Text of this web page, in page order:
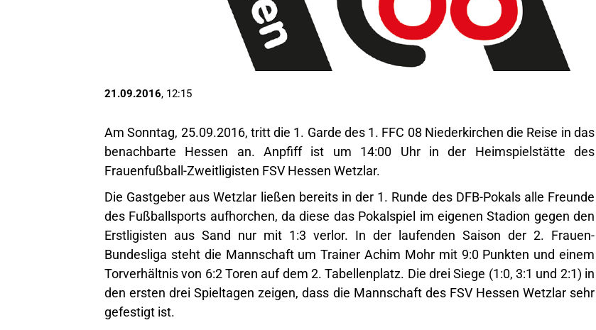
21.09.2016, 12:15
Am Sonntag, 25.09.2016, tritt die 1. Garde des 1. FFC 08 Niederkirchen die Reise in das
benachbarte Hessen an. Anpfiff ist um 14:00 Uhr in der Heimspielstätte des
Frauenfußball-Zweitligisten FSV Hessen Wetzlar.
Die Gastgeber aus Wetzlar ließen bereits in der 1. Runde des DFB-Pokals alle Freunde
des Fußballsports aufhorchen, da diese das Pokalspiel im eigenen Stadion gegen den
Erstligisten aus Sand nur mit 1:3 verlor. In der laufenden Saison der 2. Frauen-
Bundesliga steht die Mannschaft um Trainer Achim Mohr mit 9:0 Punkten und einem
Torverhältnis von 6:2 Toren auf dem 2. Tabellenplatz. Die drei Siege (1:0, 3:1 und 2:1) in
den ersten drei Spieltagen zeigen, dass die Mannschaft des FSV Hessen Wetzlar sehr
gefestigt ist.